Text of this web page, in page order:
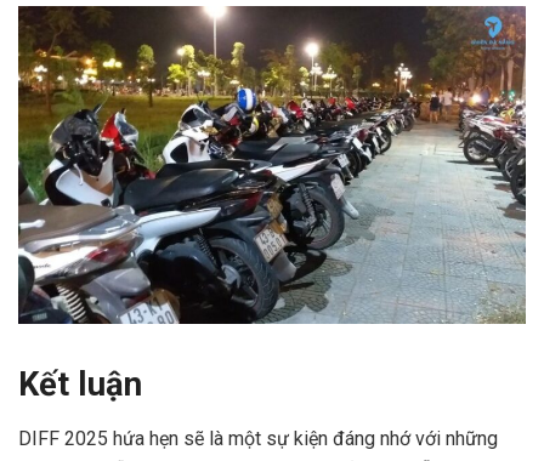
Kết luận
DIFF 2025 hứa hẹn sẽ là một sự kiện đáng nhớ với những